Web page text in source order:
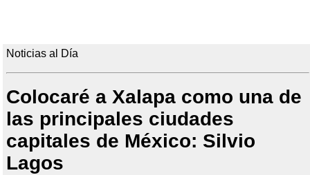
Noticias al Día
Colocaré a Xalapa como una de
las principales ciudades
capitales de México: Silvio
Lagos